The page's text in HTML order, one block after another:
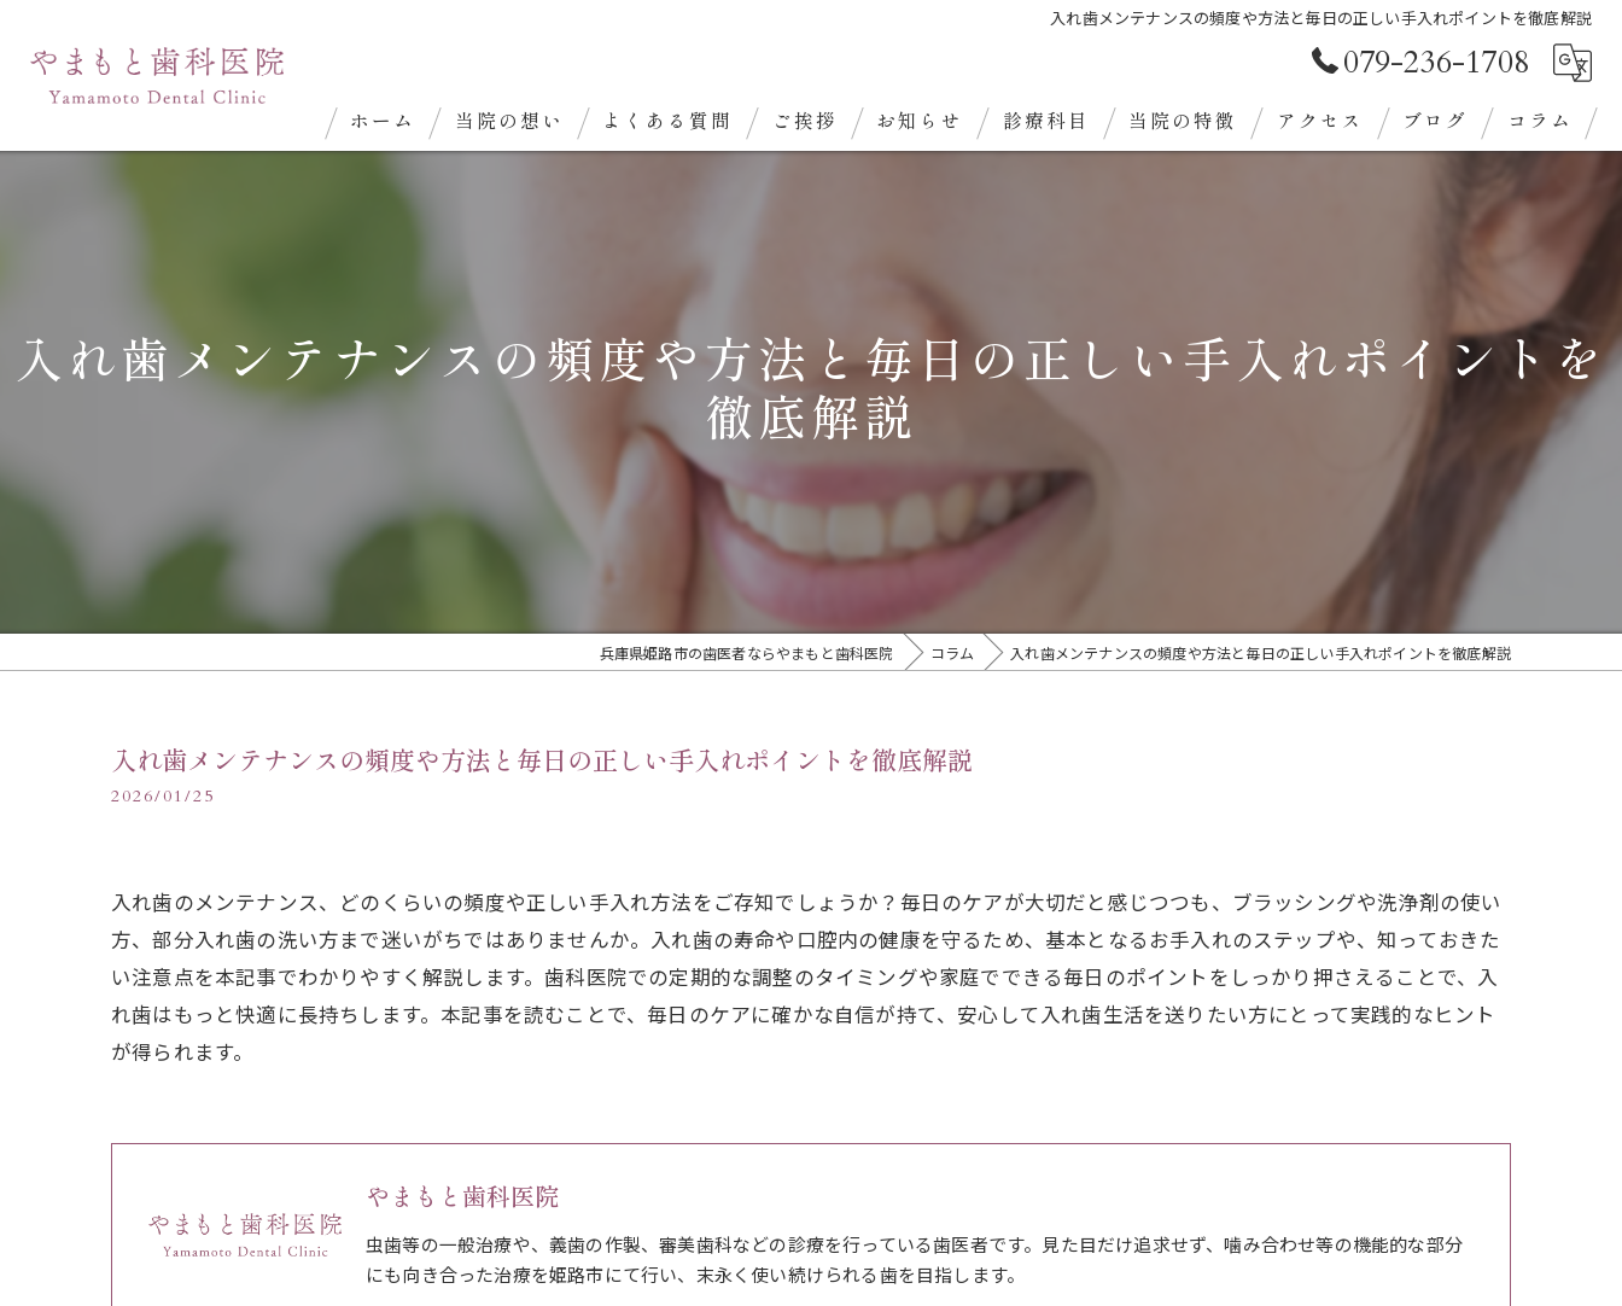
入れ歯メンテナンスの頻度や方法と毎日の正しい手入れポイントを徹底解説
079-236-1708
ホーム 当院の想い よくある質問 ご挨拶 お知らせ 診療科目 当院の特徴
ホワイトニング
アクセス ブログ コラム
入れ歯メンテナンスの頻度や方法と毎日の正しい手入れポイントを
徹底解説
兵庫県姫路市の歯医者ならやまもと歯科医院 コラム 入れ歯メンテナンスの頻度や方法と毎日の正しい手入れポイントを徹底解説
入れ歯メンテナンスの頻度や方法と毎日の正しい手入れポイントを徹底解説
2026/01/25
入れ歯のメンテナンス、どのくらいの頻度や正しい手入れ方法をご存知でしょうか？毎日のケアが大切だと感じつつも、ブラッシングや洗浄剤の使い
方、部分入れ歯の洗い方まで迷いがちではありませんか。入れ歯の寿命や口腔内の健康を守るため、基本となるお手入れのステップや、知っておきた
い注意点を本記事でわかりやすく解説します。歯科医院での定期的な調整のタイミングや家庭でできる毎日のポイントをしっかり押さえることで、入
れ歯はもっと快適に長持ちします。本記事を読むことで、毎日のケアに確かな自信が持て、安心して入れ歯生活を送りたい方にとって実践的なヒント
が得られます。
やまもと歯科医院
虫歯等の一般治療や、義歯の作製、審美歯科などの診療を行っている歯医者です。見た目だけ追求せず、噛み合わせ等の機能的な部分
にも向き合った治療を姫路市にて行い、末永く使い続けられる歯を目指します。